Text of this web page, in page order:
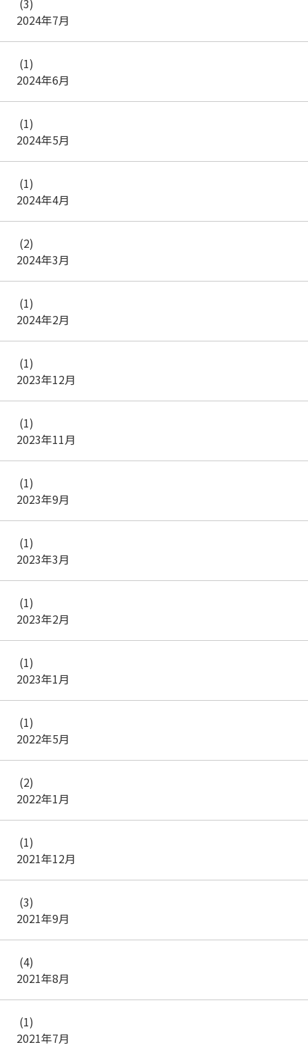
2024年7月
2024年6月
(1)
2024年5月
(1)
2024年4月
(1)
2024年3月
(2)
2024年2月
(1)
2023年12月
(1)
2023年11月
(1)
2023年9月
(1)
2023年3月
(1)
2023年2月
(1)
2023年1月
(1)
2022年5月
(1)
2022年1月
(2)
2021年12月
(1)
2021年9月
(3)
2021年8月
(4)
2021年7月
(1)